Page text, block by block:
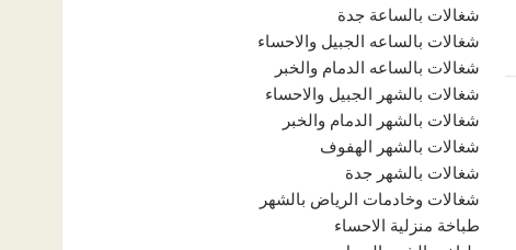
شغالات بالساعة جدة
شغالات بالساعه الجبيل والاحساء
شغالات بالساعه الدمام والخبر
شغالات بالشهر الجبيل والاحساء
شغالات بالشهر الدمام والخبر
شغالات بالشهر الهفوف
شغالات بالشهر جدة
شغالات وخادمات الرياض بالشهر
طباخة منزلية الاحساء